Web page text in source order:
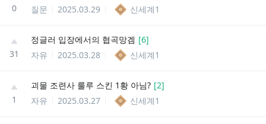
0
질문
2025.03.29 신세계1
31
정글러 입장에서의 협곡망겜 [6]
자유
2025.03.28 신세계1
1
괴물 조련사 룰루 스킨 1황 아님? [2]
자유
2025.03.27 신세계1